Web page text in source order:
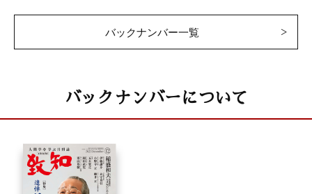
バックナンバー一覧
バックナンバーについて